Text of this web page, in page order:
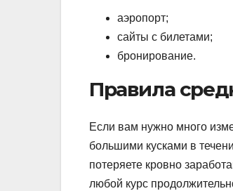
аэропорт;
сайты с билетами;
бронирование.
Правила
Если вам нужно много
большими кусками в
потеряете кровно
любой курс